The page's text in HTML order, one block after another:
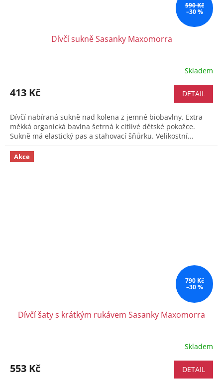
590 Kč
–30 %
Dívčí sukně Sasanky Maxomorra
Skladem
413 Kč DETAIL
Dívčí nabíraná sukně nad kolena z jemné biobavlny. Extra
měkká organická bavlna šetrná k citlivé dětské pokožce.
Sukně má elastický pas a stahovací šňůrku. Velikostní...
Akce
790 Kč
–30 %
Dívčí šaty s krátkým rukávem Sasanky Maxomorra
Skladem
553 Kč DETAIL